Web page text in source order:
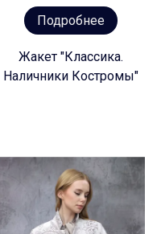
Подробнее
Жакет "Классика.
Наличники Костромы"